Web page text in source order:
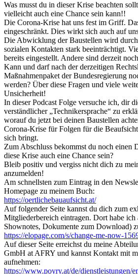
Was musst du in dieser Krise beachten
vielleicht auch eine Chance sein kann!!
Die Corona-Krise hat uns fest im Griff.
eingeschränkt. Dies wirkt sich auch auf
Die Abwicklung der Baustellen wird
sozialen Kontakten stark beeinträchtigt.
bereits eingestellt. Andere sind derzeit
Kann und darf nach der derzeitigen
Maßnahmenpaket der Bundesregierung
werden? Über diese Fragen und viele
Unsicherheit!
In dieser Podcast Folge versuche ich, dir
verständlicher „Technikersprache“ zu
worauf du jetzt bei deinen Baustellen
Corona-Krise für Folgen für die
sich bringt.
Zum Abschluss bekommst du noch
diese Krise auch eine Chance sein?
Bleib positiv und vergiss nicht dich zu
anzumelden!
Am schnellsten zum Eintrag in den
Homepage zu meinem Buch:
https://oertlichebauaufsicht.at/
Auf folgender Seite kannst du dich zum
Mitgliederbereich eintragen. Dort habe
Shownotes, Dokumente zum Download)
https://elopage.com/s/change-me-now-
Auf dieser Seite erreichst du meine
GmbH at AFRY und kannst Kontakt mit
aufnehmen:
https://www.poyry.at/de/dienstleistungen/